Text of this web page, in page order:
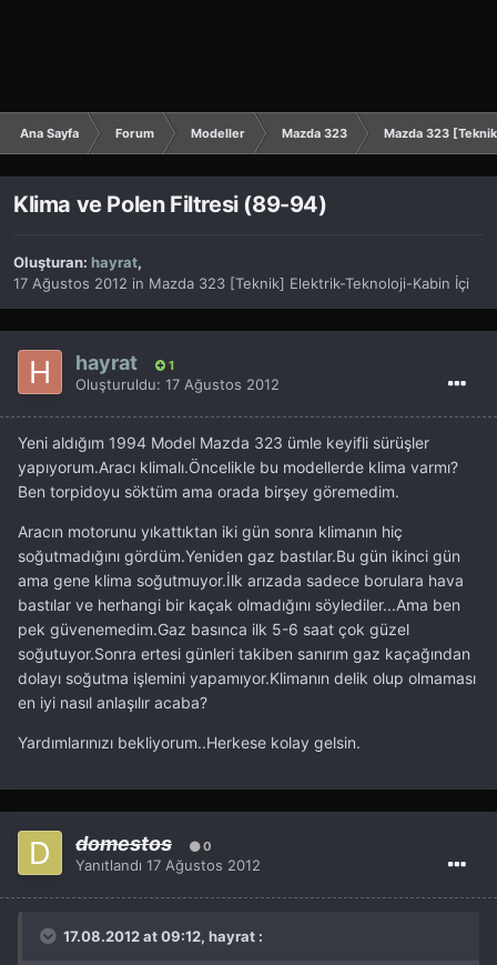
Ana Sayfa Forum Modeller Mazda 323 Mazda 323
Klima ve Polen Filtresi (89-94)
Oluşturan: hayrat,
17 Ağustos 2012 in Mazda 323 [Teknik] Elektrik-Teknoloji-Kabin İçi
hayrat 1
Oluşturuldu: 17 Ağustos 2012
Yeni aldığım 1994 Model Mazda 323 ümle keyifli sürüşler
yapıyorum.Aracı klimalı.Öncelikle bu modellerde klima varmı?
Ben torpidoyu söktüm ama orada birşey göremedim.
Aracın motorunu yıkattıktan iki gün sonra klimanın hiç
soğutmadığını gördüm.Yeniden gaz bastılar.Bu gün ikinci gün
ama gene klima soğutmuyor.İlk arızada sadece borulara hava
bastılar ve herhangi bir kaçak olmadığını söylediler...Ama ben
pek güvenemedim.Gaz basınca ilk 5-6 saat çok güzel
soğutuyor.Sonra ertesi günleri takiben sanırım gaz kaçağından
dolayı soğutma işlemini yapamıyor.Klimanın delik olup olmaması
en iyi nasıl anlaşılır acaba?
Yardımlarınızı bekliyorum..Herkese kolay gelsin.
domestos 0
Yanıtlandı 17 Ağustos 2012
17.08.2012 at 09:12, hayrat :